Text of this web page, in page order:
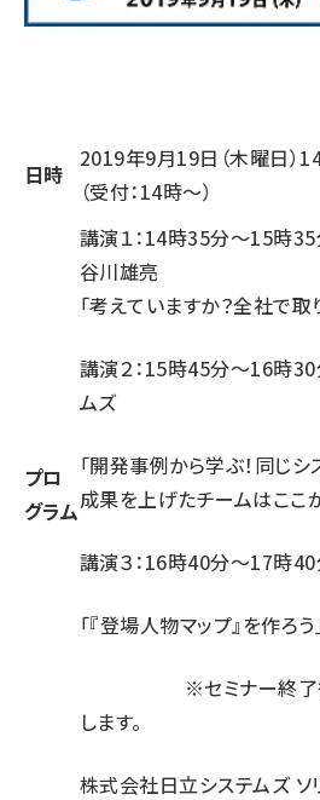
日時
2019年9月19日（木曜日）
（受付：14時～）
プロ
グラム
講演１：14時35分～15時
谷川雄亮
「考えていますか？全社で
講演２：15時45分～16時
ムズ
「開発事例から学ぶ！同じシ
成果を上げたチームはここが
講演３：16時40分～17時
「『登場人物マップ』を作ろう
※セミナー終了後
します。
株式会社日立システムズ ソ